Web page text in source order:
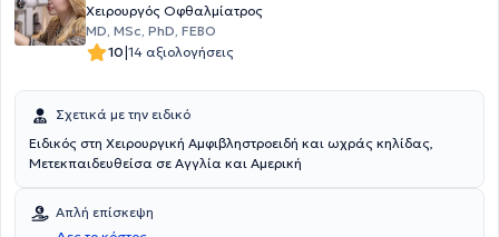
Χειρουργός Οφθαλμίατρος
MD, MSc, PhD, FEBO
10|14 αξιολογήσεις
Σχετικά με την ειδικό
Ειδικός στη Χειρουργική Αμφιβληστροειδή και ωχράς κηλίδας,
Μετεκπαιδευθείσα σε Αγγλία και Αμερική
Απλή επίσκεψη